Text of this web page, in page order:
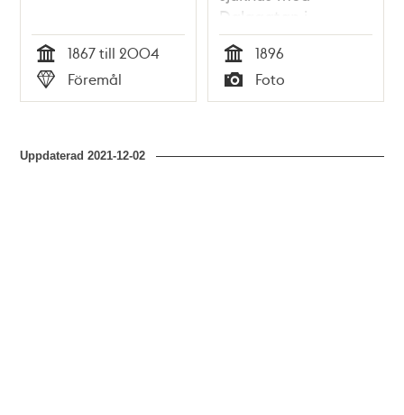
Tid
1867 till 2004
Typ
Föremål
Dalagatan i
förgrunden
Tid
1896
Typ
Foto
Uppdaterad2021-12-02